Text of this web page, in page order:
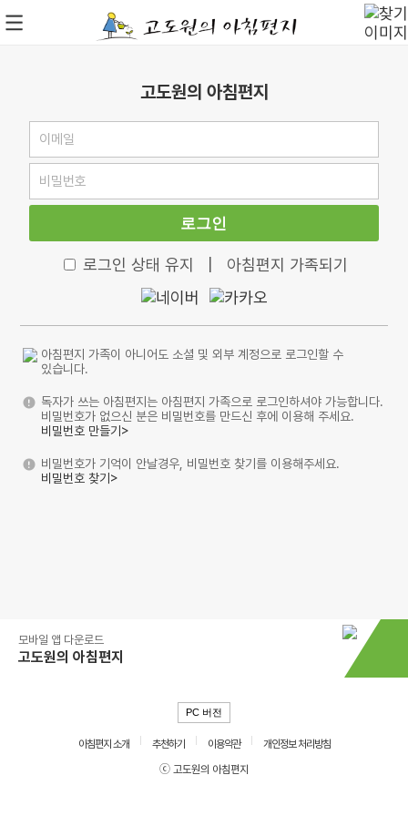
고도원의 아침편지
로그인
로그인 상태 유지 아침편지 가족되기
아침편지 가족이 아니어도 소셜 및 외부 계정으로 로그인할 수
있습니다.
독자가 쓰는 아침편지는 아침편지 가족으로 로그인하셔야 가능합니다.
비밀번호가 없으신 분은 비밀번호를 만드신 후에 이용해 주세요.
비밀번호 만들기>
비밀번호가 기억이 안날경우, 비밀번호 찾기를 이용해주세요.
비밀번호 찾기>
모바일 앱 다운로드
고도원의 아침편지
PC 버전
아침편지 소개 추천하기 이용약관
개인정보 처리방침
ⓒ 고도원의 아침편지